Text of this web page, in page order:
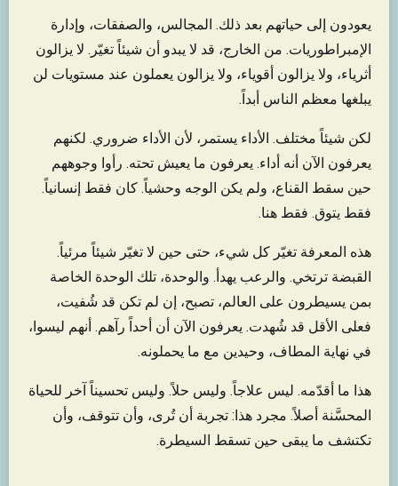
يعودون إلى حياتهم بعد ذلك. المجالس، والصفقات، وإدارة
الإمبراطوريات. من الخارج، قد لا يبدو أن شيئاً تغيّر. لا يزالون
أثرياء، ولا يزالون أقوياء، ولا يزالون يعملون عند مستويات لن
يبلغها معظم الناس أبداً.
لكن شيئاً مختلف. الأداء يستمر، لأن الأداء ضروري. لكنهم
يعرفون الآن أنه أداء. يعرفون ما يعيش تحته. رأوا وجوههم
حين سقط القناع، ولم يكن الوجه وحشياً. كان فقط إنسانياً.
فقط يتوق. فقط هنا.
هذه المعرفة تغيّر كل شيء، حتى حين لا تغيّر شيئاً مرئياً.
القبضة ترتخي. والرعب يهدأ. والوحدة، تلك الوحدة الخاصة
بمن يسيطرون على العالم، تصبح، إن لم تكن قد شُفيت،
فعلى الأقل قد شُهدت. يعرفون الآن أن أحداً رآهم. أنهم ليسوا،
في نهاية المطاف، وحيدين مع ما يحملونه.
هذا ما أقدّمه. ليس علاجاً. وليس حلاً. وليس تحسيناً آخر للحياة
المحسَّنة أصلاً. مجرد هذا: تجربة أن تُرى، وأن تتوقف، وأن
تكتشف ما يبقى حين تسقط السيطرة.